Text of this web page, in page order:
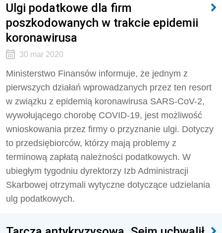
Ulgi podatkowe dla firm
poszkodowanych w trakcie epidemii
koronawirusa
30 mar 2020
Ministerstwo Finansów informuje, że jednym z
pierwszych działań wprowadzanych przez ten resort
w związku z epidemią koronawirusa SARS-CoV-2,
wywołującego chorobę COVID-19, jest możliwość
wnioskowania przez firmy o przyznanie ulgi. Dotyczy
to przedsiębiorców, którzy mają problemy z
terminową zapłatą należności podatkowych. W
ubiegłym tygodniu dyrektorzy Izb Administracji
Skarbowej otrzymali wytyczne dotyczące udzielania
ulg podatkowych.